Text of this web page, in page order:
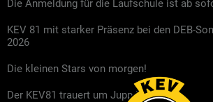
Die Anmeldung für die Laufschule ist ab
KEV 81 mit starker Präsenz bei den DEB-
2026
Die kleinen Stars von morgen!
Der KEV81 trauert um Jupp Kompalla